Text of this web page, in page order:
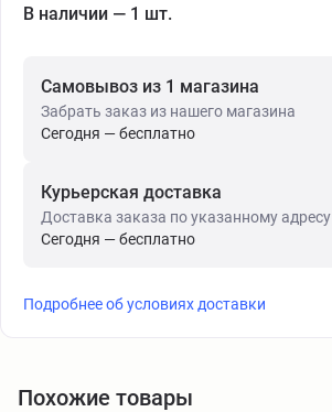
В наличии — 1 шт.
Самовывоз из 1 магазина
Забрать заказ из нашего магазина
Сегодня — бесплатно
Курьерская доставка
Доставка заказа по указанному адресу
Сегодня — бесплатно
Подробнее об условиях доставки
Похожие товары